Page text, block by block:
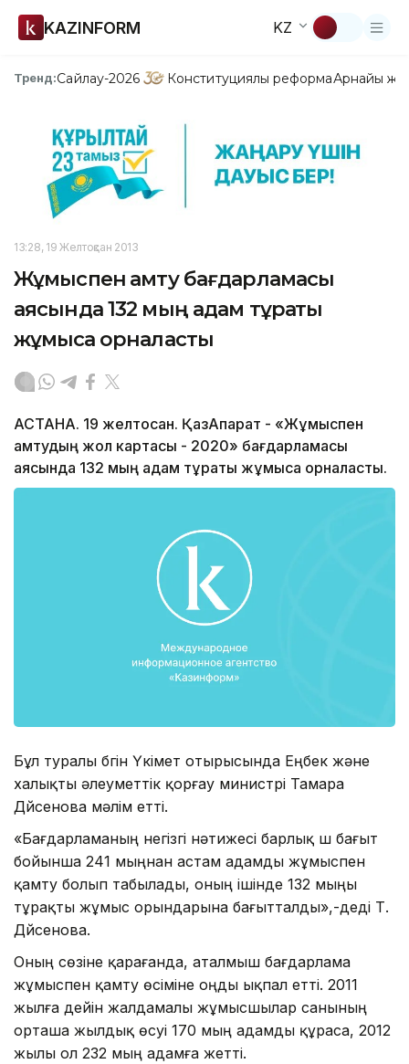
KAZINFORM KZ
Тренд:Сайлау-2026 Конституциялық реформаАрнайы
13:28, 19 Желтоқсан 2013
Жұмыспен қамту бағдарламасы
аясында 132 мың адам тұрақты
жұмысқа орналасты
АСТАНА. 19 желтоқсан. ҚазАқпарат - «Жұмыспен
қамтудың жол картасы - 2020» бағдарламасы
аясында 132 мың адам тұрақты жұмысқа орналасты.
Бұл туралы бүгін Үкімет отырысында Еңбек және
халықты әлеуметтік қорғау министрі Тамара
Дүйсенова мәлім етті.
«Бағдарламаның негізгі нәтижесі барлық үш бағыт
бойынша 241 мыңнан астам адамды жұмыспен
қамту болып табылады, оның ішінде 132 мыңы
тұрақты жұмыс орындарына бағытталды»,-деді Т.
Дүйсенова.
Оның сөзіне қарағанда, аталмыш бағдарлама
жұмыспен қамту өсіміне оңды ықпал етті. 2011
жылға дейін жалдамалы жұмысшылар санының
орташа жылдық өсуі 170 мың адамды құраса, 2012
жылы ол 232 мың адамға жетті.